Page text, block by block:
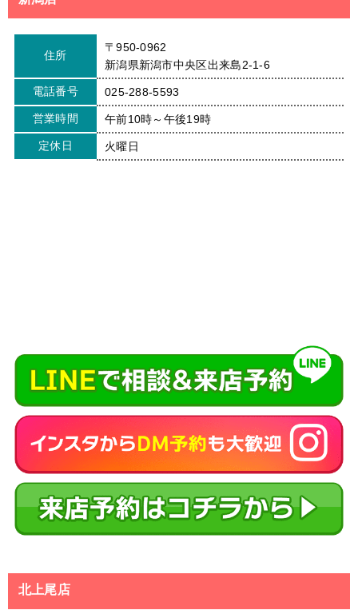
住所
〒950-0962
新潟県新潟市中央区出来島2-1-6
電話番号 025-288-5593
営業時間 午前10時～午後19時
定休日 火曜日
北上尾店